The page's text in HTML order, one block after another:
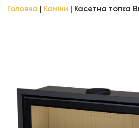
Головна Каміни Касетна топка